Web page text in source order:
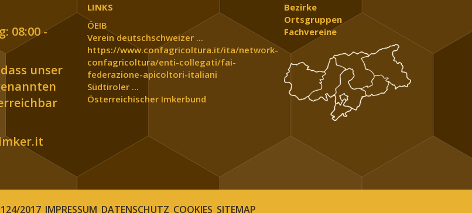
08:00 -
unser
LINKS
ÖEIB
Verein deutschschweizer ...
https://www.confagricoltura.it/ita/network-
confagricoltura/enti-collegati/fai-
federazione-apicoltori-italiani
Südtiroler ...
Österreichischer Imkerbund
Bezirke
Ortsgruppen
Fachvereine
124/2017 IMPRESSUM DATENSCHUTZ COOKIES SITEMAP